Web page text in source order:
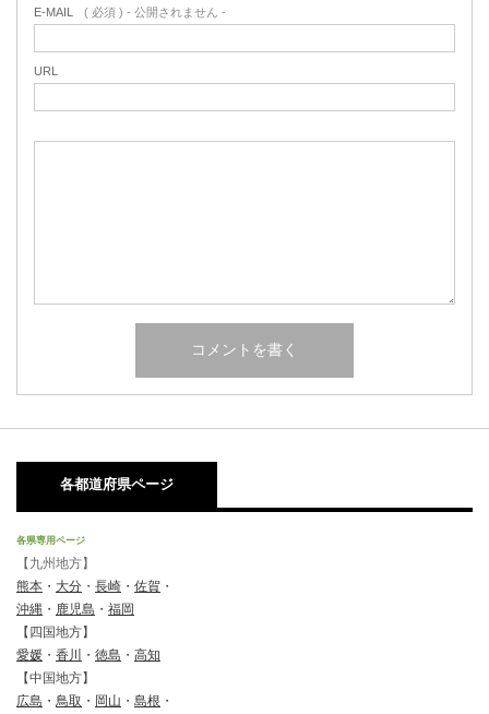
E-MAIL ( 必須 ) - 公開されません -
URL
各都道府県ページ
各県専用ページ
【九州地方】
熊本 ・ 大分 ・ 長崎 ・ 佐賀 ・
沖縄 ・ 鹿児島 ・ 福岡
【四国地方】
愛媛 ・ 香川 ・ 徳島 ・ 高知
【中国地方】
広島 ・ 鳥取 ・ 岡山 ・ 島根 ・